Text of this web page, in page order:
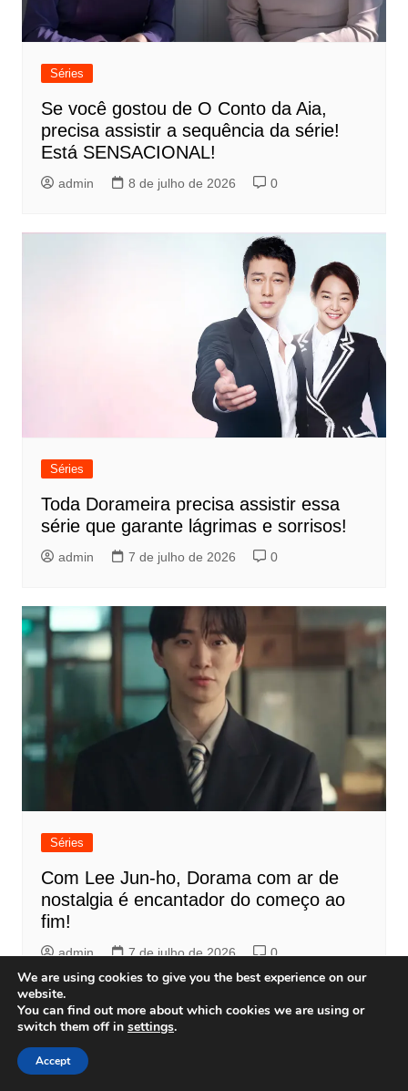
Séries
Se você gostou de O Conto da Aia,
precisa assistir a sequência da série!
Está SENSACIONAL!
admin 8 de julho de 2026 0
Séries
Toda Dorameira precisa assistir essa
série que garante lágrimas e sorrisos!
admin 7 de julho de 2026 0
Séries
Com Lee Jun-ho, Dorama com ar de
nostalgia é encantador do começo ao
fim!
admin 7 de julho de 2026 0
We are using cookies to give you the best experience on our
website.
You can find out more about which cookies we are using or
switch them off in settings.
Accept